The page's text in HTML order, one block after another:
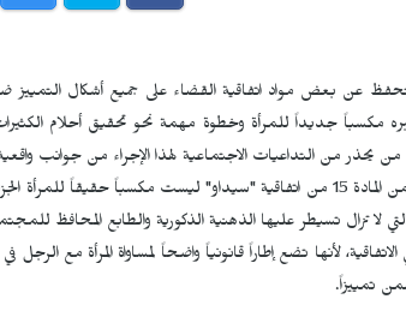
التحفظ عن بعض مواد اتفاقية القضاء على جميع أشكال التمييز
مكسباً جديداً للمرأة وخطوة مهمة نحو تحقيق أحلام
من يحذر من التداعيات الاجتماعية لهذا الإجراء من جوانب
خطوة رفع التحفظ على البند الرابع من المادة 15 من اتفاقية "سيداو" ليست
لا تزال تسيطر عليها الذهنية الذكورية والطابع المحافظ
لأنها تضع إطاراً قانونياً واضحاً لمساواة المرأة مع الرجل
تمييزاً.